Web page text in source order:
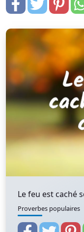
Le feu est caché
Proverbes populaires